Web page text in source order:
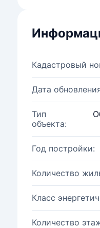
Кадастровый
Дата
Тип
объекта:
Год постройки:
Количество
Класс
Количество